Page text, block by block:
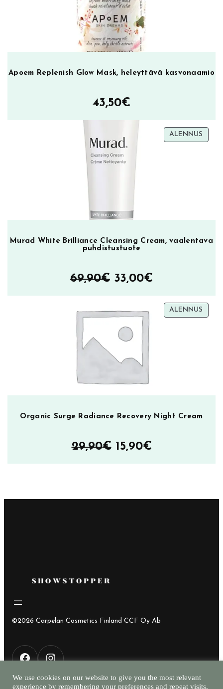
Apoem Replenish Glow Mask, heleyttävä kasvonaamio
43,50€
ALENNUS
Murad White Brilliance Cleansing Cream, vaalentava
puhdistustuote
69,90€ Alkuperäinen
hinta
oli:
69,90€.
33,00€
hinta
on: ALENNUS
Organic Surge Radiance Recovery Night Cream
29,90€ Alkuperäinen
hinta
29,90€.
15,90€Nykyinen
hinta
15,90€.
©2026 Carpelan Cosmetics Finland CCF Oy Ab
We use cookies on our website to give you the most relevant
experience by remembering your preferences and repeat visits.